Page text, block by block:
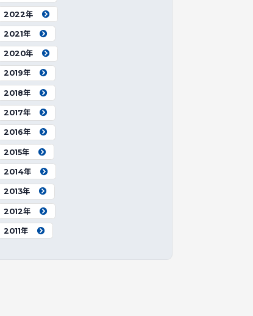
2022年
2021年
2020年
2019年
2018年
2017年
2016年
2015年
2014年
2013年
2012年
2011年